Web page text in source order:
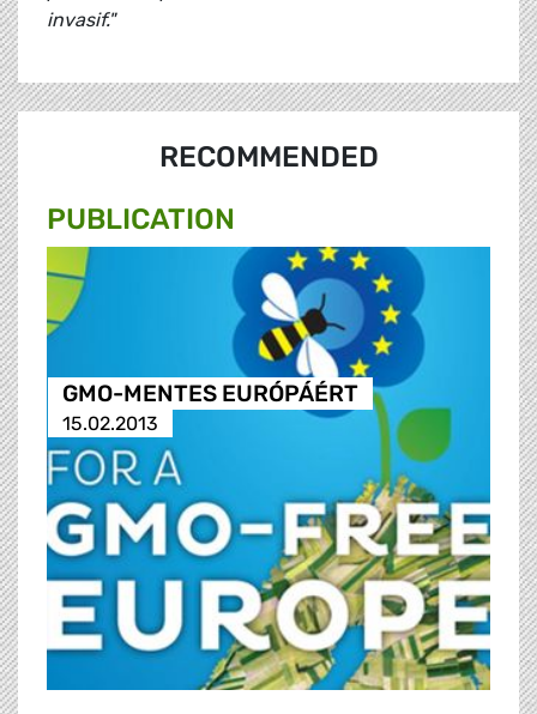
invasif."
RECOMMENDED
PUBLICATION
GMO-MENTES EURÓPÁÉRT
15.02.2013